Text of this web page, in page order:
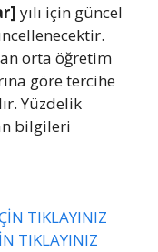
yılı için güncel
orta öğretim
göre tercihe
Yüzdelik
bilgileri
TIKLAYINIZ
TIKLAYINIZ